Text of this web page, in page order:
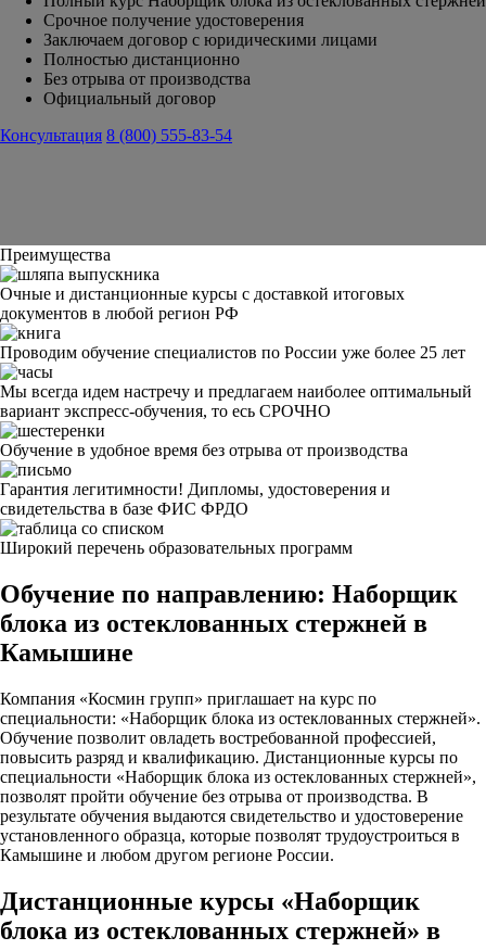
Срочное получение удостоверения
Заключаем договор с юридическими лицами
Полностью дистанционно
Без отрыва от производства
Официальный договор
Консультация 8 (800) 555-83-54
Преимущества
Очные и дистанционные курсы с доставкой итоговых
документов в любой регион РФ
Проводим обучение специалистов по России уже более 25 лет
Мы всегда идем настречу и предлагаем наиболее оптимальный
вариант экспресс-обучения, то есь СРОЧНО
Обучение в удобное время без отрыва от производства
Гарантия легитимности! Дипломы, удостоверения и
свидетельства в базе ФИС ФРДО
Широкий перечень образовательных программ
Обучение по направлению: Наборщик
блока из остеклованных стержней в
Камышине
Компания «Космин групп» приглашает на курс по
специальности: «Наборщик блока из остеклованных стержней».
Обучение позволит овладеть востребованной профессией,
повысить разряд и квалификацию. Дистанционные курсы по
специальности «Наборщик блока из остеклованных стержней»,
позволят пройти обучение без отрыва от производства. В
результате обучения выдаются свидетельство и удостоверение
установленного образца, которые позволят трудоустроиться в
Камышине и любом другом регионе России.
Дистанционные курсы «Наборщик
блока из остеклованных стержней» в